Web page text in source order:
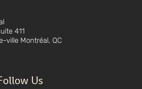
411
ville Montréal, QC
Us